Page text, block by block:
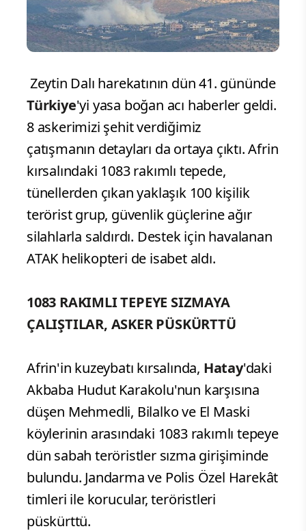
Zeytin Dalı harekatının dün 41. gününde
Türkiye'yi yasa boğan acı haberler geldi.
8 askerimizi şehit verdiğimiz
çatışmanın detayları da ortaya çıktı. Afrin
kırsalındaki 1083 rakımlı tepede,
tünellerden çıkan yaklaşık 100 kişilik
terörist grup, güvenlik güçlerine ağır
silahlarla saldırdı. Destek için havalanan
ATAK helikopteri de isabet aldı.
1083 RAKIMLI TEPEYE SIZMAYA
ÇALIŞTILAR, ASKER PÜSKÜRTTÜ
Afrin'in kuzeybatı kırsalında, Hatay'daki
Akbaba Hudut Karakolu'nun karşısına
düşen Mehmedli, Bilalko ve El Maski
köylerinin arasındaki 1083 rakımlı tepeye
dün sabah teröristler sızma girişiminde
bulundu. Jandarma ve Polis Özel Harekât
timleri ile korucular, teröristleri
püskürttü.